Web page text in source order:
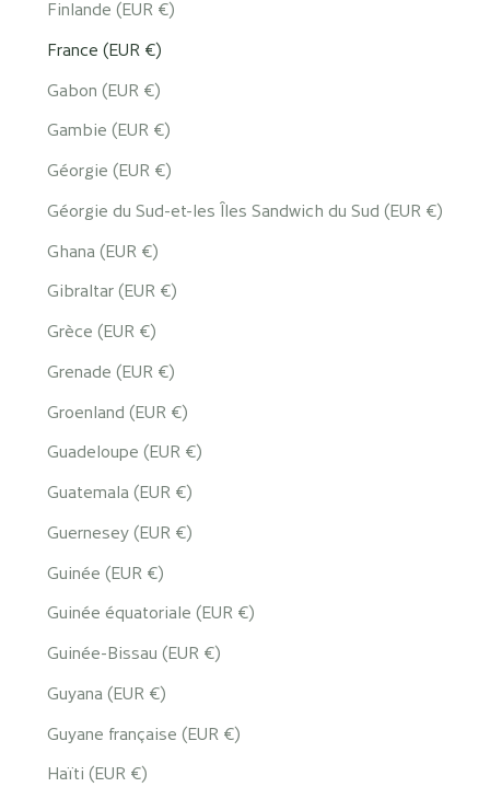
Finlande (EUR €)
France (EUR €)
Gabon (EUR €)
Gambie (EUR €)
Géorgie (EUR €)
Géorgie du Sud-et-les Îles Sandwich du Sud (EUR €)
Ghana (EUR €)
Gibraltar (EUR €)
Grèce (EUR €)
Grenade (EUR €)
Groenland (EUR €)
Guadeloupe (EUR €)
Guatemala (EUR €)
Guernesey (EUR €)
Guinée (EUR €)
Guinée équatoriale (EUR €)
Guinée-Bissau (EUR €)
Guyana (EUR €)
Guyane française (EUR €)
Haïti (EUR €)